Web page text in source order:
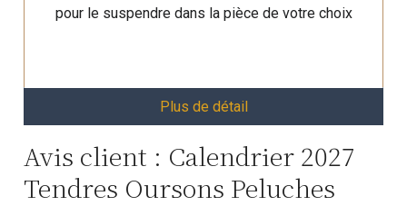
pour le suspendre dans la pièce de votre choix
Plus de détail
Avis client : Calendrier 2027
Tendres Oursons Peluches